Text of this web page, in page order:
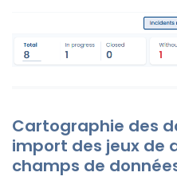
Cartographie des
import des jeux de
champs de